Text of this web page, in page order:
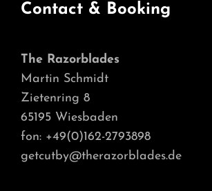
Contact & Booking
The Razorblades
Martin Schmidt
Zietenring 8
65195 Wiesbaden
fon: +49(0)162-2793898
getcutby@therazorblades.de